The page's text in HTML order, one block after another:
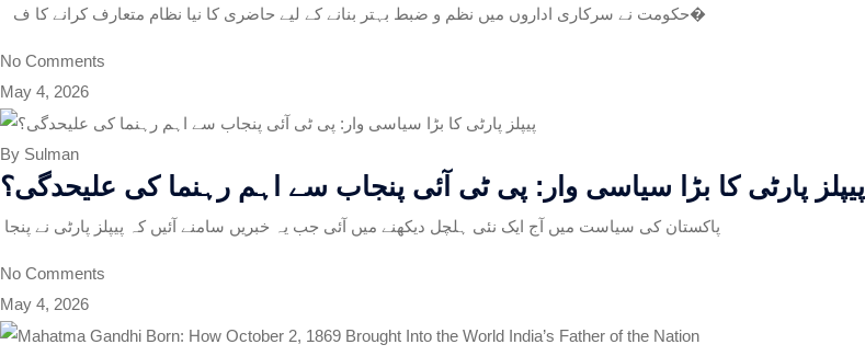
حکومت نے سرکاری اداروں میں نظم و ضبط بہتر بنانے کے لیے حاضری کا نیا نظام متعارف کرانے کا ف�
No Comments
May 4, 2026
By Sulman
پیپلز پارٹی کا بڑا سیاسی وار: پی ٹی آئی پنجاب سے اہم رہنما کی علیحدگی؟
پاکستان کی سیاست میں آج ایک نئی ہلچل دیکھنے میں آئی جب یہ خبریں سامنے آئیں کہ پیپلز پارٹی نے پنجا
No Comments
May 4, 2026